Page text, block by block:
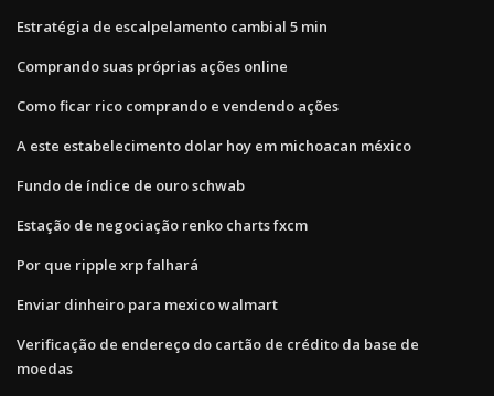
Estratégia de escalpelamento cambial 5 min
Comprando suas próprias ações online
Como ficar rico comprando e vendendo ações
A este estabelecimento dolar hoy em michoacan méxico
Fundo de índice de ouro schwab
Estação de negociação renko charts fxcm
Por que ripple xrp falhará
Enviar dinheiro para mexico walmart
Verificação de endereço do cartão de crédito da base de
moedas